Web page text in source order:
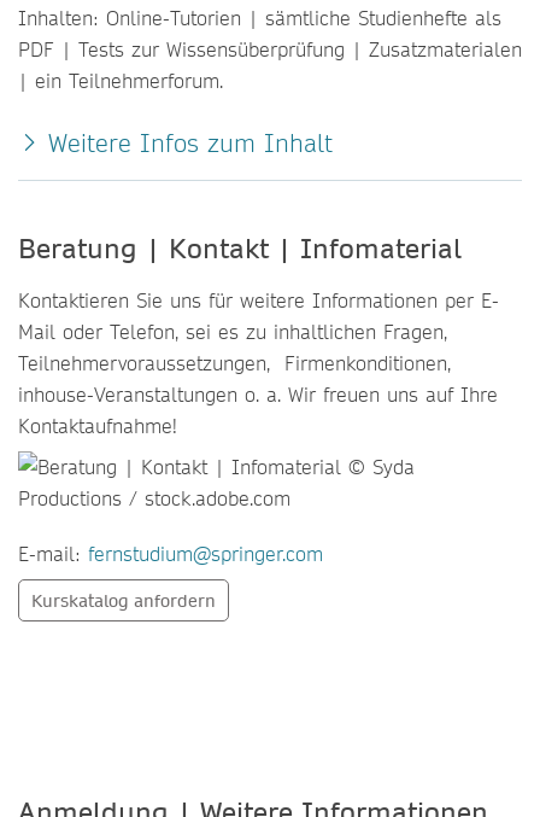
Inhalten: Online-Tutorien | sämtliche Studienhefte als
PDF | Tests zur Wissensüberprüfung | Zusatzmaterialen
| ein Teilnehmerforum.
Weitere Infos zum Inhalt
Beratung | Kontakt | Infomaterial
Kontaktieren Sie uns für weitere Informationen per E-
Mail oder Telefon, sei es zu inhaltlichen Fragen,
Teilnehmervoraussetzungen, Firmenkonditionen,
inhouse-Veranstaltungen o. a. Wir freuen uns auf Ihre
Kontaktaufnahme!
E-mail: fernstudium@springer.com
Kurskatalog anfordern